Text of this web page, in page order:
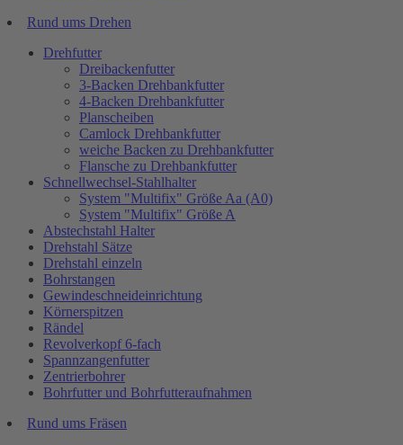
Rund ums Drehen
Drehfutter
Dreibackenfutter
3-Backen Drehbankfutter
4-Backen Drehbankfutter
Planscheiben
Camlock Drehbankfutter
weiche Backen zu Drehbankfutter
Flansche zu Drehbankfutter
Schnellwechsel-Stahlhalter
System "Multifix" Größe Aa (A0)
System "Multifix" Größe A
Abstechstahl Halter
Drehstahl Sätze
Drehstahl einzeln
Bohrstangen
Gewindeschneideinrichtung
Körnerspitzen
Rändel
Revolverkopf 6-fach
Spannzangenfutter
Zentrierbohrer
Bohrfutter und Bohrfutteraufnahmen
Rund ums Fräsen